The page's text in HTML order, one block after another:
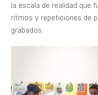
la escala de realidad que
ritmos y repeticiones de
grabados.